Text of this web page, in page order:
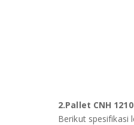
2.Pallet CNH 1210
Berikut spesifikasi